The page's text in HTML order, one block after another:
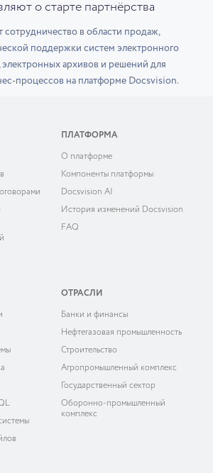
о старте партнёрства
сотрудничество в области продаж,
поддержки систем электронного
архивов и решений для
процессов на платформе Docsvision.
ПЛАТФОРМА
О платформе
Компоненты платформы
Docsvision AI
История изменений Docsvision
FAQ
ОТРАСЛИ
Банки и финансы
Нефтегазовая промышленность
Строительство
Агропромышленный комплекс
Государственный сектор
Оборонно-промышленный
комплекс